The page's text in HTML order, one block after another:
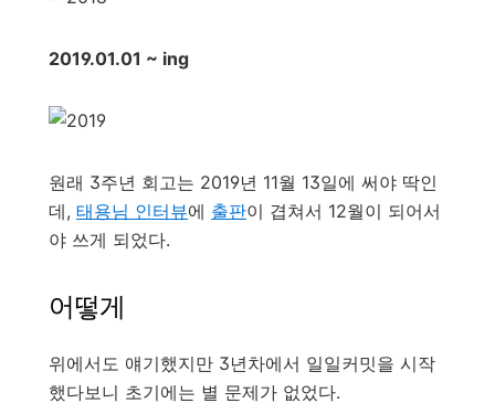
2019.01.01 ~ ing
원래 3주년 회고는 2019년 11월 13일에 써야 딱인
데, 태용님 인터뷰에 출판이 겹쳐서 12월이 되어서
야 쓰게 되었다.
어떻게
위에서도 얘기했지만 3년차에서 일일커밋을 시작
했다보니 초기에는 별 문제가 없었다.